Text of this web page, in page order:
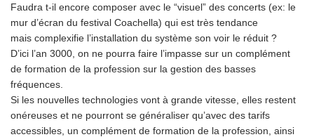
Faudra t-il encore composer avec le “visuel” des concerts (ex: le
mur d’écran du festival Coachella) qui est très tendance
mais complexifie l’installation du système son voir le réduit ?
D’ici l’an 3000, on ne pourra faire l’impasse sur un complément
de formation de la profession sur la gestion des basses
fréquences.
Si les nouvelles technologies vont à grande vitesse, elles restent
onéreuses et ne pourront se généraliser qu’avec des tarifs
accessibles, un complément de formation de la profession, ainsi